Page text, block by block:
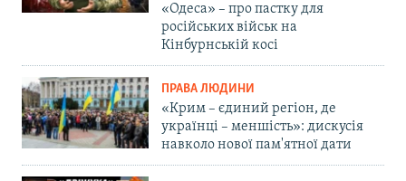
«Одеса» – про пастку для
російських військ на
Кінбурнській косі
ПРАВА ЛЮДИНИ
«Крим – єдиний регіон, де
українці – меншість»: дискусія
навколо нової пам'ятної дати